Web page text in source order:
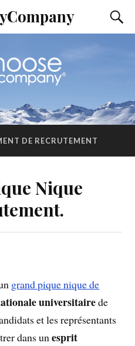
DE RECRUTEMENT
Nique
grand pique nique de
universitairede
et les représentants
dans unesprit